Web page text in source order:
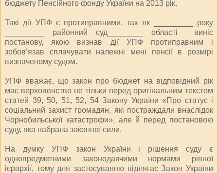
бюджету Пенсійного фонду України на 2013 рік.
Такі дії УПФ є протиправними, так як _________ року
_________ районний суд________ області виніс
постанову, якою визнав дії УПФ протиправним і
зобов’язав сплачувати належні мені пенсії в розмірі
визначеному судом.
УПФ вважає, що закон про бюджет на відповідний рік
має верховенство не тільки перед оригінальним текстом
статей 39, 50, 51, 52, 54 Закону України «Про статус і
соціальний захист громадян, які постраждали внаслідок
Чорнобильської катастрофи», але й перед постановою
суду, яка набрала законної сили.
На думку УПФ закон України і рішення суду є
однопредметними законодавчими нормами рівної
ієрархії, тому для застосуванню підлягає Закон України